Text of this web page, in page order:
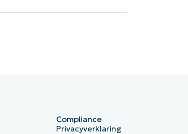
Compliance
Privacyverklaring